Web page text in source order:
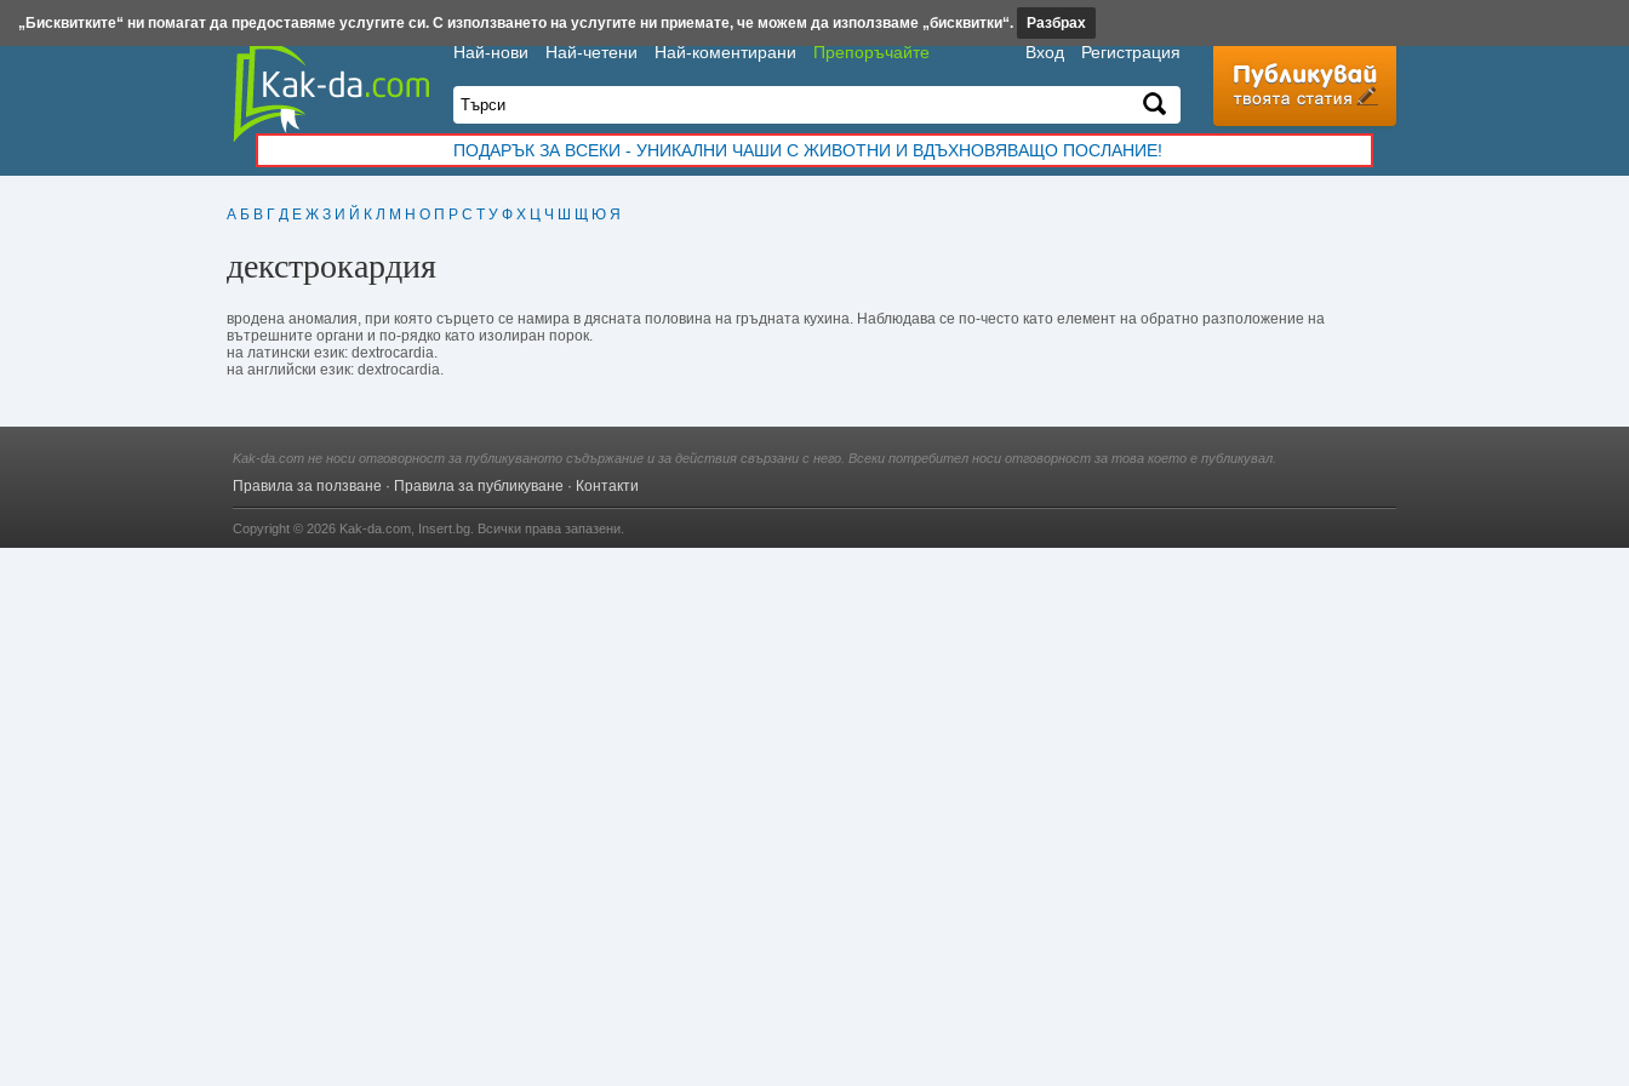
А Б В Г Д Е Ж З И Й К Л М Н О П Р С Т У Ф Х Ц Ч Ш Щ Ю Я
декстрокардия
вродена аномалия, при която сърцето се намира в дясната половина на гръдната кухина. Наблюдава се по-често като елемент на обратно разположение на
вътрешните органи и по-рядко като изолиран порок.
на латински език: dextrocardia.
на английски език: dextrocardia.
Най-нови Най-четени Най-коментирани Препоръчайте Вход Регистрация
ПОДАРЪК ЗА ВСЕКИ - УНИКАЛНИ ЧАШИ С ЖИВОТНИ И ВДЪХНОВЯВАЩО ПОСЛАНИЕ!
Insert.bg Framar.bg Kak-da.com Iztochnik.com BauBau.bg NewAge.bg
Kak-da.com не носи отговорност за публикуваното съдържание и за действия свързани с него. Всеки потребител носи отговорност за това което е публикувал.
Правила за ползване · Правила за публикуване · Контакти
Copyright © 2026 Kak-da.com Insert.bg . Всички права запазени.
„Бисквитките“ ни помагат да предоставяме услугите си. С използването на услугите ни приемате, че можем да използваме „бисквитки“. Разбрах